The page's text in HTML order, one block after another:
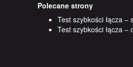
Polecane strony
Test szybkości łącza –
Test szybkości łącza –